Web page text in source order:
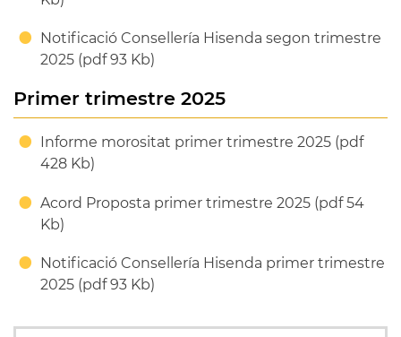
Notificació Consellería Hisenda segon trimestre
2025 (pdf 93 Kb)
Primer trimestre 2025
Informe morositat primer trimestre 2025 (pdf
428 Kb)
Acord Proposta primer trimestre 2025 (pdf 54
Kb)
Notificació Consellería Hisenda primer trimestre
2025 (pdf 93 Kb)